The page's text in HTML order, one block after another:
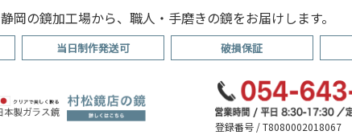
静岡の鏡加工場から、職人・手磨きの鏡をお届けします。
当日制作発送可 破損保証
登録番号 / T8080002018067